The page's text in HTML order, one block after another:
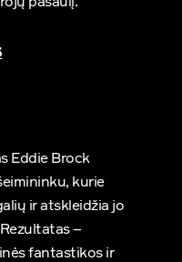
Eddie Brock
kurie
ir atskleidžia jo
–
fantastikos ir